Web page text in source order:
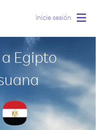
Inicie sesión
Egipto